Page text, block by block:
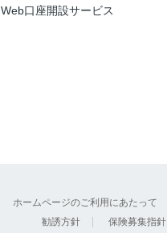
Web口座開設サービス
ホームページのご利用にあたって
勧誘方針
保険募集指針